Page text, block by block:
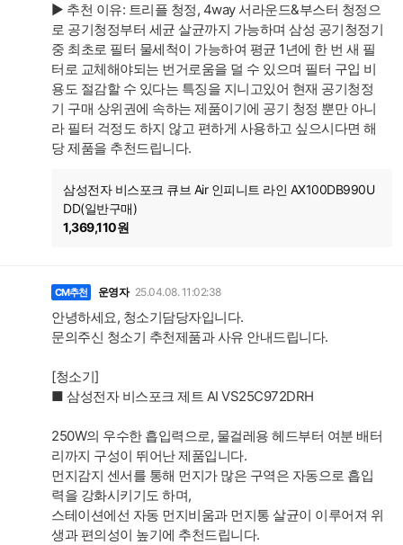
▶ 추천 이유: 트리플 청정, 4way 서라운드&부스터 청정으
로 공기청정부터 세균 살균까지 가능하며 삼성 공기청정기
중 최초로 필터 물세척이 가능하여 평균 1년에 한 번 새 필
터로 교체해야되는 번거로움을 덜 수 있으며 필터 구입 비
용도 절감할 수 있다는 특징을 지니고있어 현재 공기청정
기 구매 상위권에 속하는 제품이기에 공기 청정 뿐만 아니
라 필터 걱정도 하지 않고 편하게 사용하고 싶으시다면 해
당 제품을 추천드립니다.
삼성전자 비스포크 큐브 Air 인피니트 라인 AX100DB990U
DD(일반구매)
1,369,110원
CM추천 운영자 25.04.08. 11:02:38
안녕하세요, 청소기담당자입니다.
문의주신 청소기 추천제품과 사유 안내드립니다.
[청소기]
■ 삼성전자 비스포크 제트 AI VS25C972DRH
250W의 우수한 흡입력으로, 물걸레용 헤드부터 여분 배터
리까지 구성이 뛰어난 제품입니다.
먼지감지 센서를 통해 먼지가 많은 구역은 자동으로 흡입
력을 강화시키기도 하며,
스테이션에선 자동 먼지비움과 먼지통 살균이 이루어져 위
생과 편의성이 높기에 추천드립니다.